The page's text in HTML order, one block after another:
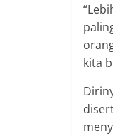
kita